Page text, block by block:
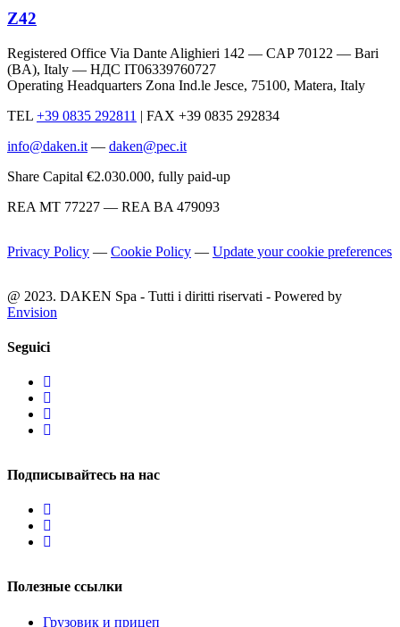
Z42
Registered Office Via Dante Alighieri 142 — CAP 70122 — Bari
(BA), Italy — НДС IT06339760727
Operating Headquarters Zona Ind.le Jesce, 75100, Matera, Italy
TEL +39 0835 292811 | FAX +39 0835 292834
info@daken.it — daken@pec.it
Share Capital €2.030.000, fully paid-up
REA MT 77227 — REA BA 479093
Privacy Policy — Cookie Policy — Update your cookie preferences
@ 2023. DAKEN Spa - Tutti i diritti riservati - Powered by
Envision
Seguici
Подписывайтесь на нас
Полезные ссылки
Грузовик и прицеп